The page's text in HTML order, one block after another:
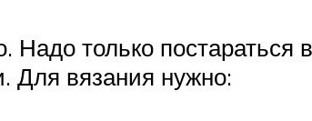
Надо только
Для вязания нужно: